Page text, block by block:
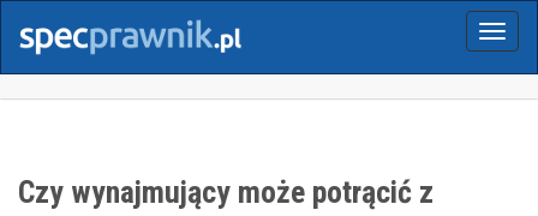
Menu
Czy wynajmujący może potrącić z